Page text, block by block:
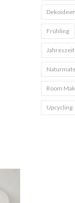
Frühling
Room
Upcycling